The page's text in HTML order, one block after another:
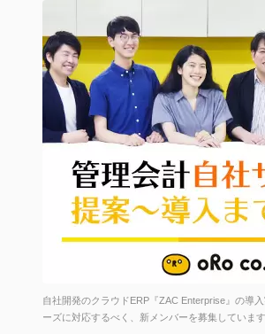
自社開発のクラウドERP『ZAC Enterprise』の導
ーズに対応するべく、新メンバーを募集しています